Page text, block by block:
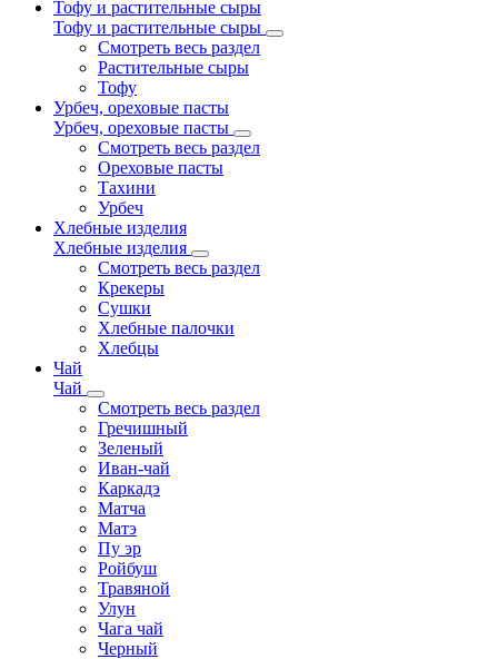
Тофу и растительные сыры
Тофу и растительные сыры
Смотреть весь раздел
Растительные сыры
Тофу
Урбеч, ореховые пасты
Урбеч, ореховые пасты
Смотреть весь раздел
Ореховые пасты
Тахини
Урбеч
Хлебные изделия
Хлебные изделия
Смотреть весь раздел
Крекеры
Сушки
Хлебные палочки
Хлебцы
Чай
Чай
Смотреть весь раздел
Гречишный
Зеленый
Иван-чай
Каркадэ
Матча
Матэ
Пу эр
Ройбуш
Травяной
Улун
Чага чай
Черный